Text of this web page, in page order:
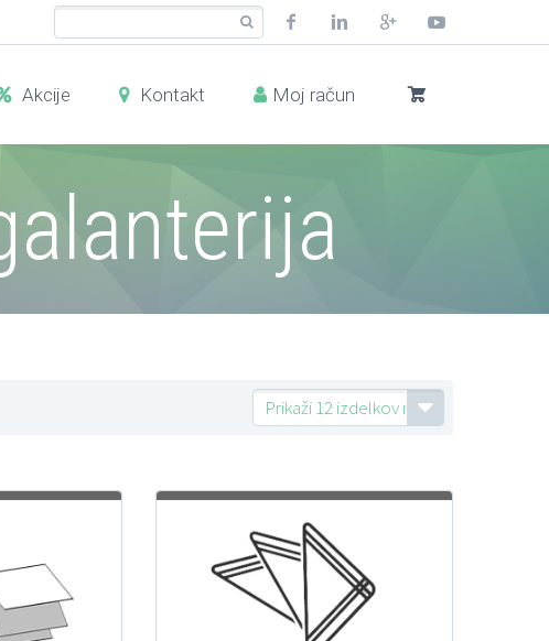
Akcije Kontakt Moj račun
Prikaži 12 izdelkov na stran